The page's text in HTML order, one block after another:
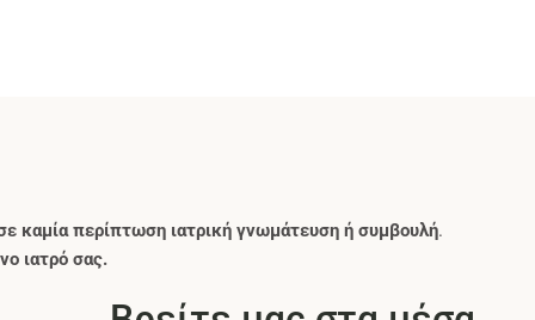
καμία περίπτωση ιατρική γνωμάτευση ή συμβουλή.
ιατρό σας.